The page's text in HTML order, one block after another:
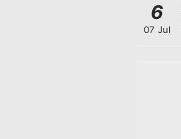
6
07 Jul